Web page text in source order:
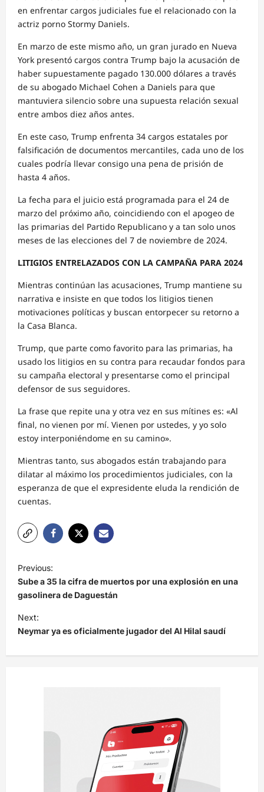
en enfrentar cargos judiciales fue el relacionado con la
actriz porno Stormy Daniels.
En marzo de este mismo año, un gran jurado en Nueva
York presentó cargos contra Trump bajo la acusación de
haber supuestamente pagado 130.000 dólares a través
de su abogado Michael Cohen a Daniels para que
mantuviera silencio sobre una supuesta relación sexual
entre ambos diez años antes.
En este caso, Trump enfrenta 34 cargos estatales por
falsificación de documentos mercantiles, cada uno de los
cuales podría llevar consigo una pena de prisión de
hasta 4 años.
La fecha para el juicio está programada para el 24 de
marzo del próximo año, coincidiendo con el apogeo de
las primarias del Partido Republicano y a tan solo unos
meses de las elecciones del 7 de noviembre de 2024.
LITIGIOS ENTRELAZADOS CON LA CAMPAÑA PARA 2024
Mientras continúan las acusaciones, Trump mantiene su
narrativa e insiste en que todos los litigios tienen
motivaciones políticas y buscan entorpecer su retorno a
la Casa Blanca.
Trump, que parte como favorito para las primarias, ha
usado los litigios en su contra para recaudar fondos para
su campaña electoral y presentarse como el principal
defensor de sus seguidores.
La frase que repite una y otra vez en sus mítines es: «Al
final, no vienen por mí. Vienen por ustedes, y yo solo
estoy interponiéndome en su camino».
Mientras tanto, sus abogados están trabajando para
dilatar al máximo los procedimientos judiciales, con la
esperanza de que el expresidente eluda la rendición de
cuentas.
N
a
v
e
g
a
Previous:
Sube a 35 la cifra de muertos por una explosión en una
gasolinera de Daguestán
Next:
Neymar ya es oficialmente jugador del Al Hilal saudí